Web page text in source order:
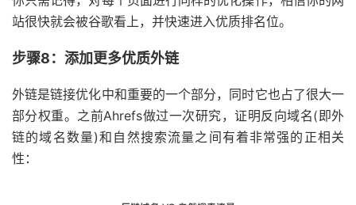
站很快就会被谷歌看上，并快速进入优质排名位。
步骤8：添加更多优质外链
外链是链接优化中和重要的一个部分，同时它也占了很大一
部分权重。之前Ahrefs做过一次研究，证明反向域名(即外
链的域名数量)和自然搜索流量之间有着非常强的正相关
性：